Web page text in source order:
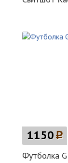
1150p
Футболка